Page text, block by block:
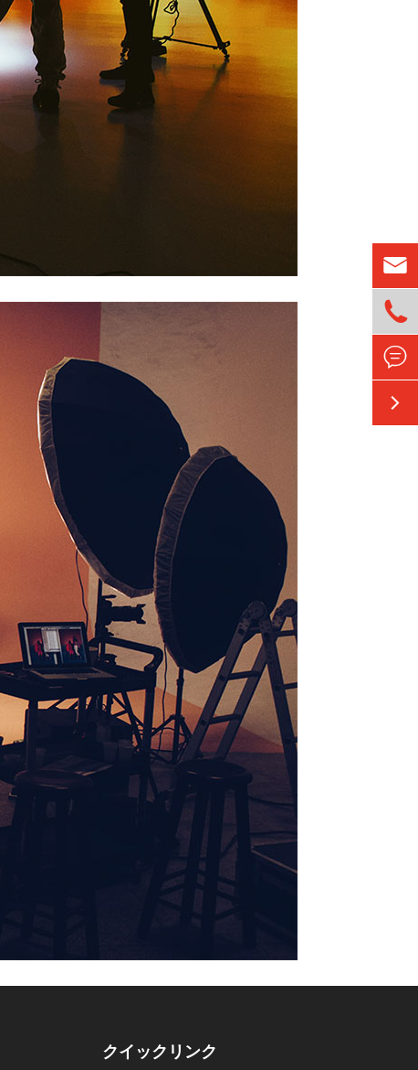
クイックリンク



